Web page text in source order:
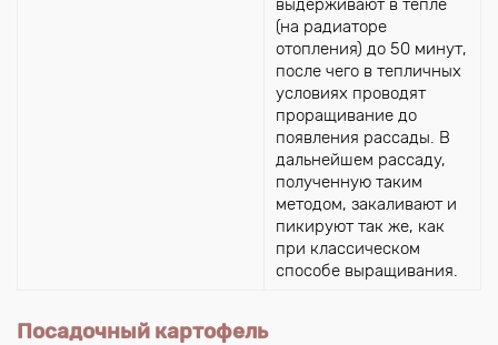
(на радиаторе
отопления) до 50 минут,
после чего в тепличных
условиях проводят
проращивание до
появления рассады. В
дальнейшем рассаду,
полученную таким
методом, закаливают и
пикируют так же, как
при классическом
способе выращивания.
Посадочный картофель